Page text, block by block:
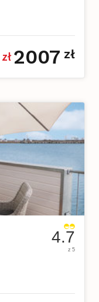
zł 2007 zł
4.7
z 5